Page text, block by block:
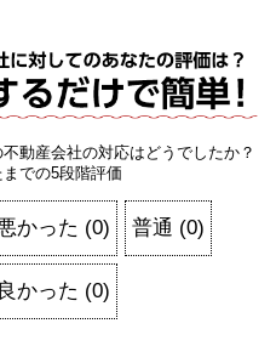
動産会社の対応はどうでしたか？
での5段階評価
かった (0) 普通 (0)
かった (0)